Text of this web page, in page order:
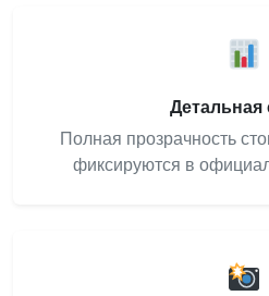
Детальная
Полная прозрачность
фиксируются в